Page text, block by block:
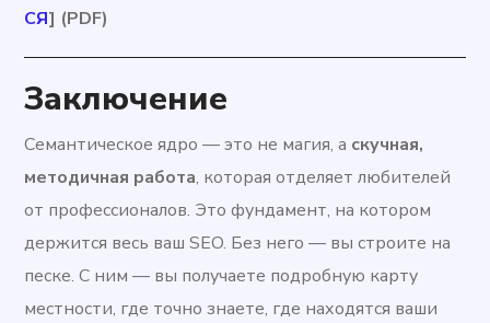
СЯ] (PDF)
Заключение
Семантическое ядро — это не магия, а скучная,
методичная работа, которая отделяет любителей
от профессионалов. Это фундамент, на котором
держится весь ваш SEO. Без него — вы строите на
песке. С ним — вы получаете подробную карту
местности, где точно знаете, где находятся ваши